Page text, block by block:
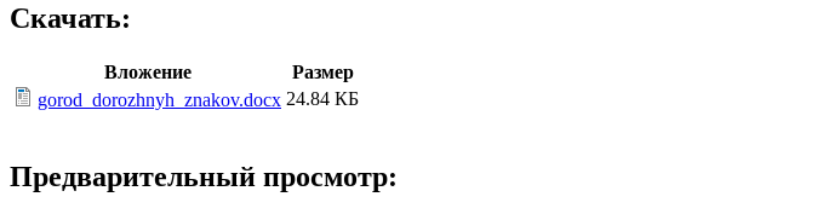
Скачать:
Вложение
Размер
gorod_dorozhnyh_znakov.docx 24.84 КБ
Предварительный просмотр: